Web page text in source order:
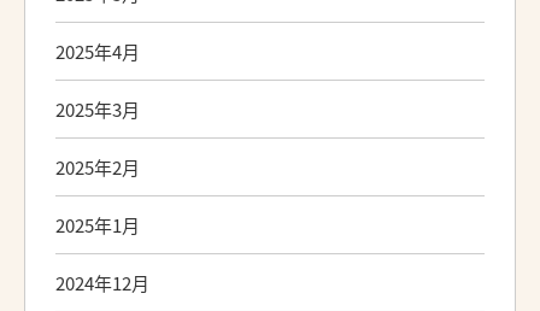
2025年4月
2025年3月
2025年2月
2025年1月
2024年12月